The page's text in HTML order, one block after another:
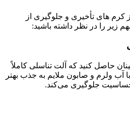
کرم های تأخیری و جلوگیری از
زیر را در نظر داشته باشید:
حاصل کنید که آلت تناسلی کاملاً
ولرم و صابون ملایم به جذب بهتر
جلوگیری می‌کند.